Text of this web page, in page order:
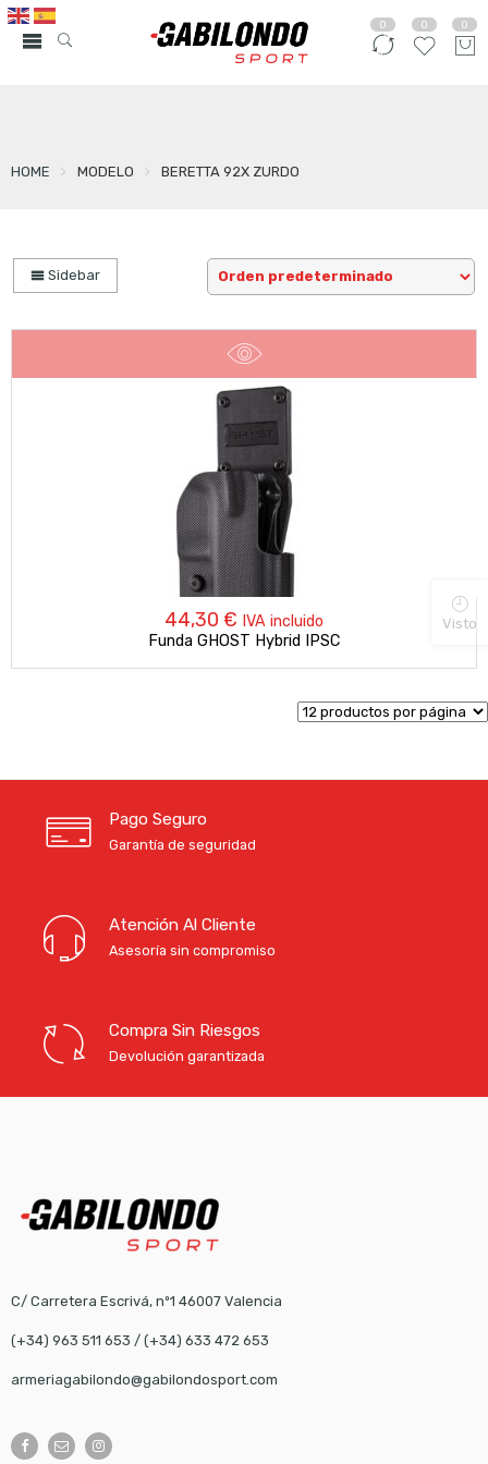
0 0 0
HOME MODELO BERETTA 92X ZURDO
Sidebar
44,30 € IVA incluido
Funda GHOST Hybrid IPSC
Pago Seguro
Garantía de seguridad
Atención Al Cliente
Asesoría sin compromiso
Compra Sin Riesgos
Devolución garantizada
C/ Carretera Escrivá, nº1 46007 Valencia
(+34) 963 511 653 / (+34) 633 472 653
armeriagabilondo@gabilondosport.com
Visto